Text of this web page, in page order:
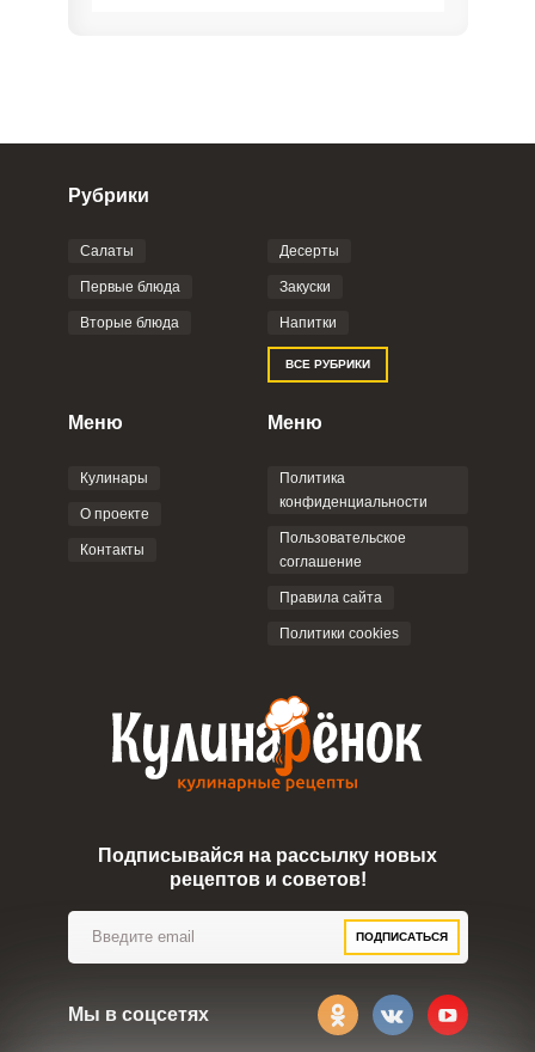
Фото до 4 шт, до 5 mb
Отправляя эту форму, вы соглашаетесь с
Политикой
Пользовательским
соглашением
Рубрики
Салаты
Первые блюда
Вторые блюда
Десерты
Закуски
Напитки
ВСЕ РУБРИКИ
Меню
Кулинары
О проекте
Контакты
Меню
Политика
конфиденциальности
Пользовательское
соглашение
Правила сайта
Политики cookies
Подписывайся на рассылку новых
рецептов и советов!
ПОДПИСАТЬСЯ
Мы в соцсетях